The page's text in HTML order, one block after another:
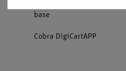
base
Cobra DigiCartAPP